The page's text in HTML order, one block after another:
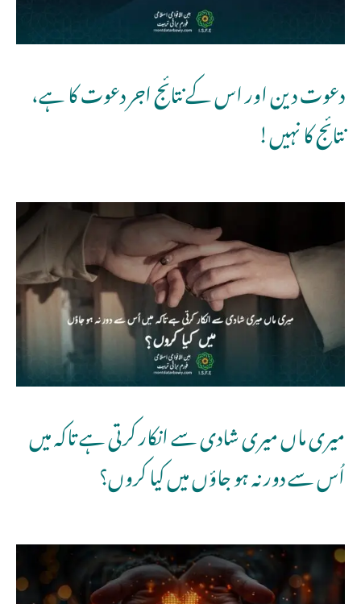
دعوت دین اور اس کے نتائج اجر دعوت کا ہے،
نتائج کا نہیں!
میری ماں میری شادی سے انکار کرتی ہے تاکہ میں
اُس سے دور نہ ہو جاؤں میں کیا کروں؟